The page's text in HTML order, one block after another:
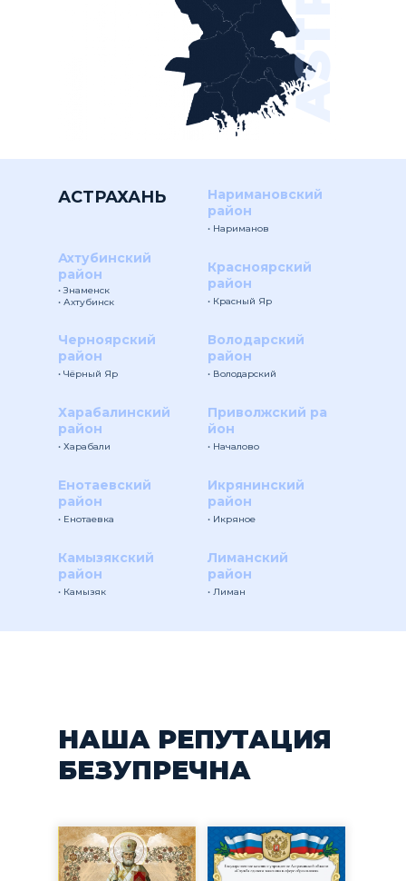
Ахтубинский
район
• Знаменск
• Ахтубинск
Черноярский
район
• Чёрный Яр
Харабалинский
район
• Харабали
Енотаевский
район
• Енотаевка
Наримановский
район
• Нариманов
Красноярский
район
• Красный Яр
Володарский
район
• Володарский
Приволжский ра
йон
• Началово
Камызякский
район
• Камызяк
Икрянинский
район
• Икряное
Лиманский
район
• Лиман
АСТРАХАНЬ
НАША РЕПУТАЦИЯ
БЕЗУПРЕЧНА